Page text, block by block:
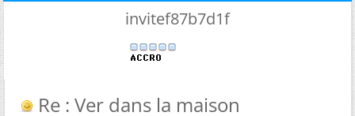
invitef87b7d1f
Re : Ver dans la maison